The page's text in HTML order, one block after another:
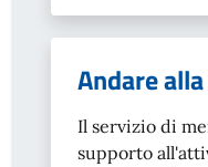
Andare
Il servizio di
supporto